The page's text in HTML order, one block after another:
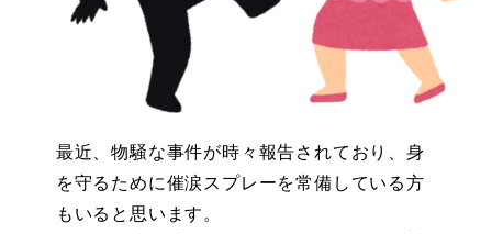
最近、物騒な事件が時々報告されており、身
を守るために催涙スプレーを常備している方
もいると思います。